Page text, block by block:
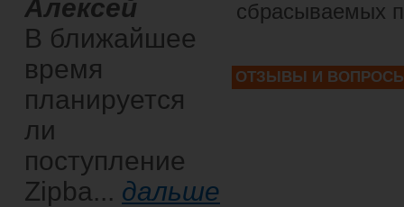
Алексей
В ближайшее
время
планируется
ли
поступление
Zipba... дальше
сбрасываемых
ОТЗЫВЫ И